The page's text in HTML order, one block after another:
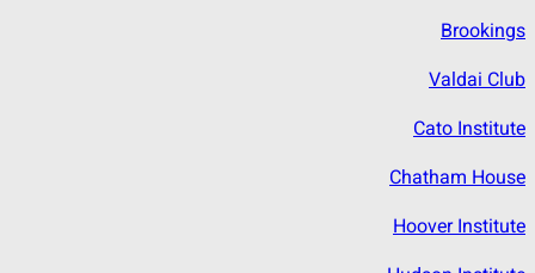
Brookings
Valdai Club
Cato Institute
Chatham House
Hoover Institute